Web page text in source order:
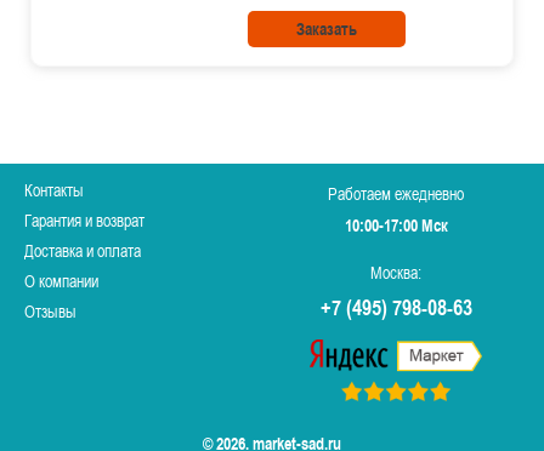
Заказать
Контакты
Гарантия и возврат
Доставка и оплата
О компании
Отзывы
Работаем ежедневно
10:00-17:00 Мск
Москва:
+7 (495) 798-08-63
© 2026. market-sad.ru